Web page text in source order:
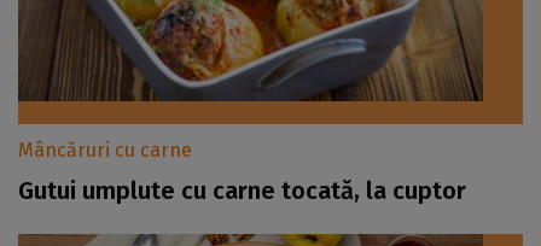
Mâncăruri cu carne
Gutui umplute cu carne tocată, la cuptor